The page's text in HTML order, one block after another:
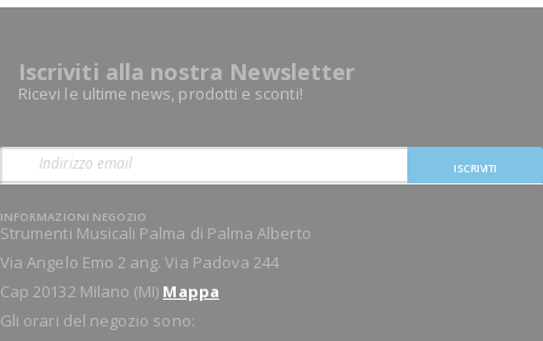
Iscriviti alla nostra Newsletter
Ricevi le ultime news, prodotti e sconti!
ISCRIVITI
INFORMAZIONI NEGOZIO
Strumenti Musicali Palma di Palma Alberto
Via Angelo Emo 2 ang. Via Padova 244
Cap 20132 Milano (MI) Mappa
Gli orari del negozio sono: